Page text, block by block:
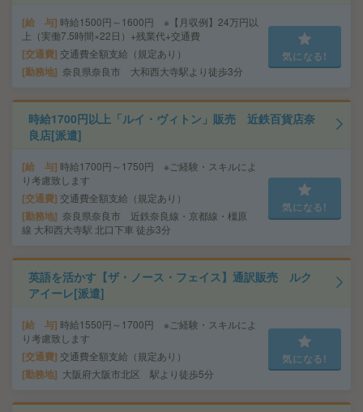
給 与 時給1500円～1600円 ※【月収例】24万円以
上（実働7.5時間×22日）+残業代+交通費
交通費 交通費全額支給（規定あり）
勤務地 奈良県奈良市 大和西大寺駅より徒歩3分
気になる!
時給1700円以上「ルイ・ヴィトン」販売 近鉄百貨店奈
良店[派遣]
給 与 時給1700円～1750円 ※ご経験・スキルによ
り考慮致します
交通費 交通費全額支給（規定あり）
勤務地
奈良県奈良市 近鉄奈良線・京都線・橿原
線 大和西大寺駅 北口下車 徒歩3分
気になる!
英語を活かす【ザ・ノース・フェイス】通訳販売 ルク
アイーレ[派遣]
給 与 時給1550円～1700円 ※ご経験・スキルによ
り考慮致します
交通費 交通費全額支給（規定あり）
勤務地 大阪府大阪市北区 駅より徒歩5分
気になる!